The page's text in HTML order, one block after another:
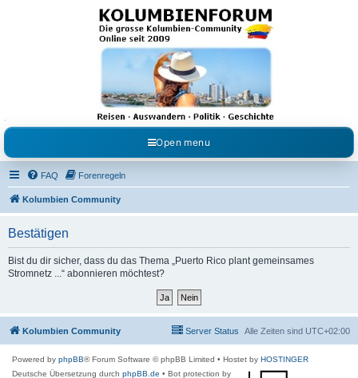
Kolumbienforum - Das
grosse Forum der
Freunde Kolumbiens
Reisen, Auswandern, Kultur, Politik, Geschichte und Visum in Kolumbien und Venezuela.
Austausch, Erfahrungen und Gemeinschaft im Kolumbienforum
Open menu
FAQ Forenregeln
Kolumbien Community
Bestätigen
Bist du dir sicher, dass du das Thema „Puerto Rico plant gemeinsames
Stromnetz ...“ abonnieren möchtest?
Kolumbien Community Alle Zeiten sind UTC+02:00
Server Status
Powered by phpBB® Forum Software © phpBB Limited • Hostet by HOSTINGER
Deutsche Übersetzung durch phpBB.de • Bot protection by